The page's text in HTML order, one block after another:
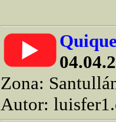
Zona:
Autor: